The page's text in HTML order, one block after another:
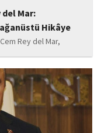
del Mar:
Hikâye
Rey del Mar,
etkilenerek
disiplinli çalışmalar,
kısa...